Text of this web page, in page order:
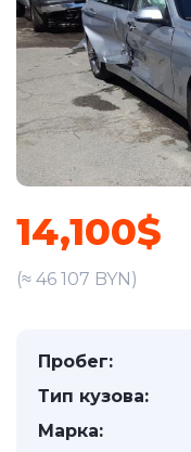
14,100$
(≈ 46 107 BYN)
Пробег:
Тип кузова:
Марка: